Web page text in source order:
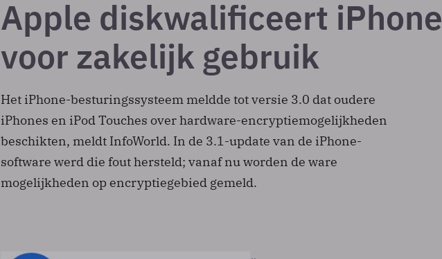
Apple diskwalificeert iPhone
voor zakelijk gebruik
Het iPhone-besturingssysteem meldde tot versie 3.0 dat oudere
iPhones en iPod Touches over hardware-encryptiemogelijkheden
beschikten, meldt InfoWorld. In de 3.1-update van de iPhone-
software werd die fout hersteld; vanaf nu worden de ware
mogelijkheden op encryptiegebied gemeld.